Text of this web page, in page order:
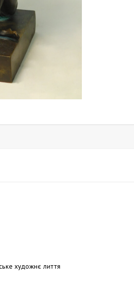
художнє лиття